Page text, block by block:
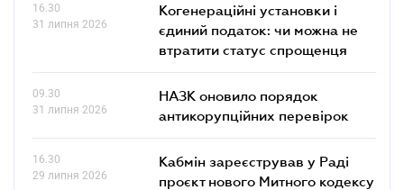
16.30
31 липня 2026
Когенераційні установки і
єдиний податок: чи можна не
втратити статус спрощенця
09.30
31 липня 2026
НАЗК оновило порядок
антикорупційних перевірок
16.30
29 липня 2026
Кабмін зареєстрував у Раді
проєкт нового Митного кодексу